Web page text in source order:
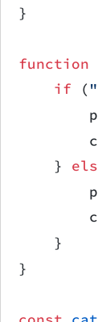
}
function
    if
(
    }
    }
}